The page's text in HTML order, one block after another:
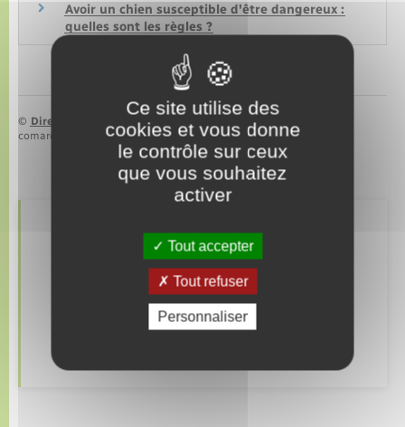
Avoir un chien susceptible d'être dangereux :
quelles sont les règles ?
© Direction de l’information légale et administrative
comarquage developpé parbaseo.io
Retrouvez aussi
Alerte et informations aux populations
Ce site utilise des
cookies et vous donne
le contrôle sur ceux
que vous souhaitez
activer
Tout accepter
Tout refuser
Personnaliser